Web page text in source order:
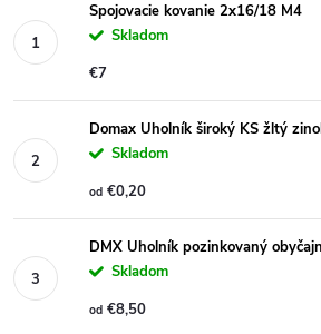
Spojovacie kovanie 2x16/18 M4
Skladom
€7
Domax Uholník široký KS žltý
Skladom
od €0,20
DMX Uholník pozinkovaný
Skladom
od €8,50